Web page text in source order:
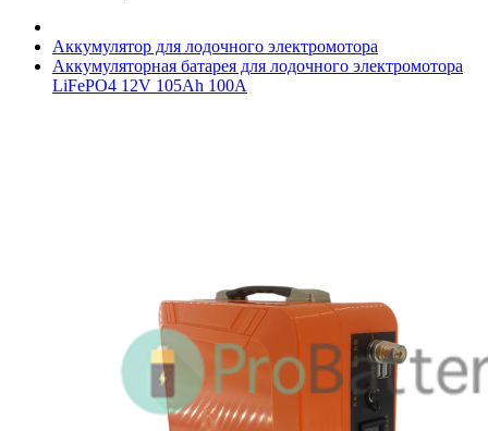
Аккумулятор для лодочного электромотора
Аккумуляторная батарея для лодочного электромотора
LiFePO4 12V 105Ah 100А